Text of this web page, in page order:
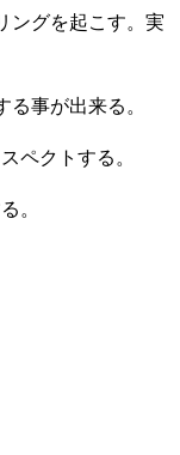
ングを起こす。実
事が出来る。
ペクトする。
。